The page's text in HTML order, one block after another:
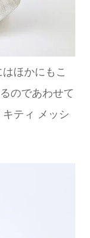
ほかにもこ
のであわせて
ティ メッシ